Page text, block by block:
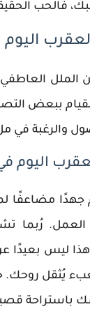
فالحب
الملل العاطفي
ببعض
والرغبة في
اليوم
جهدًا مضاعفًا
العمل. رُبما
ليس بعيدًا
يُثقل روحك.
باستراحة